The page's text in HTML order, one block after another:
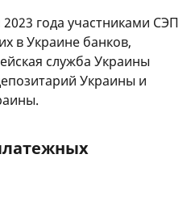
года участниками СЭП
в Украине банков,
служба Украины
Украины и